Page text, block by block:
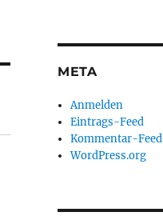
META
Anmelden
Eintrags-Feed
Kommentar-Feed
WordPress.org